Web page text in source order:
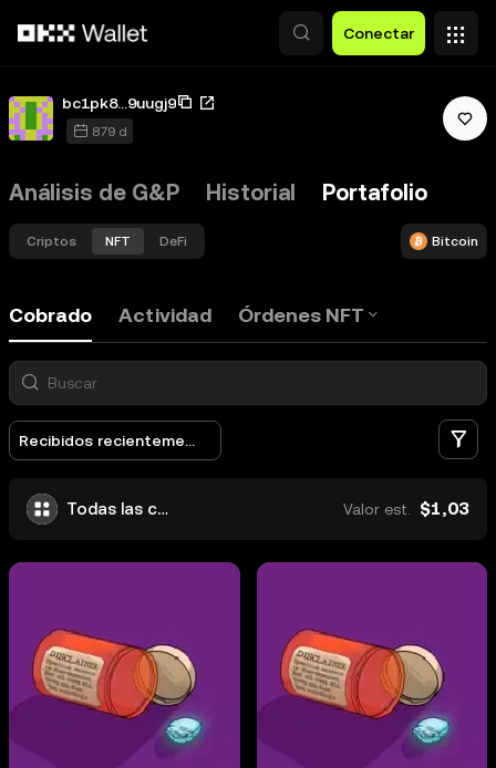
Conectar
bc1pk8...9uugj9
879 d
Análisis de G&P Historial Portafolio
Criptos NFT DeFi Bitcoin
Cobrado Actividad Órdenes NFT
Recibidos recientemente
Todas las colecciones Valor est. $1,03